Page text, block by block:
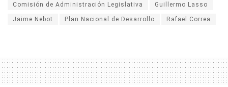
Comisión de Administración Legislativa Guillermo Lasso
Jaime Nebot Plan Nacional de Desarrollo Rafael Correa